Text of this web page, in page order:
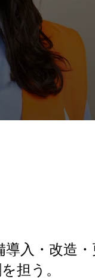
入・改造
担う。